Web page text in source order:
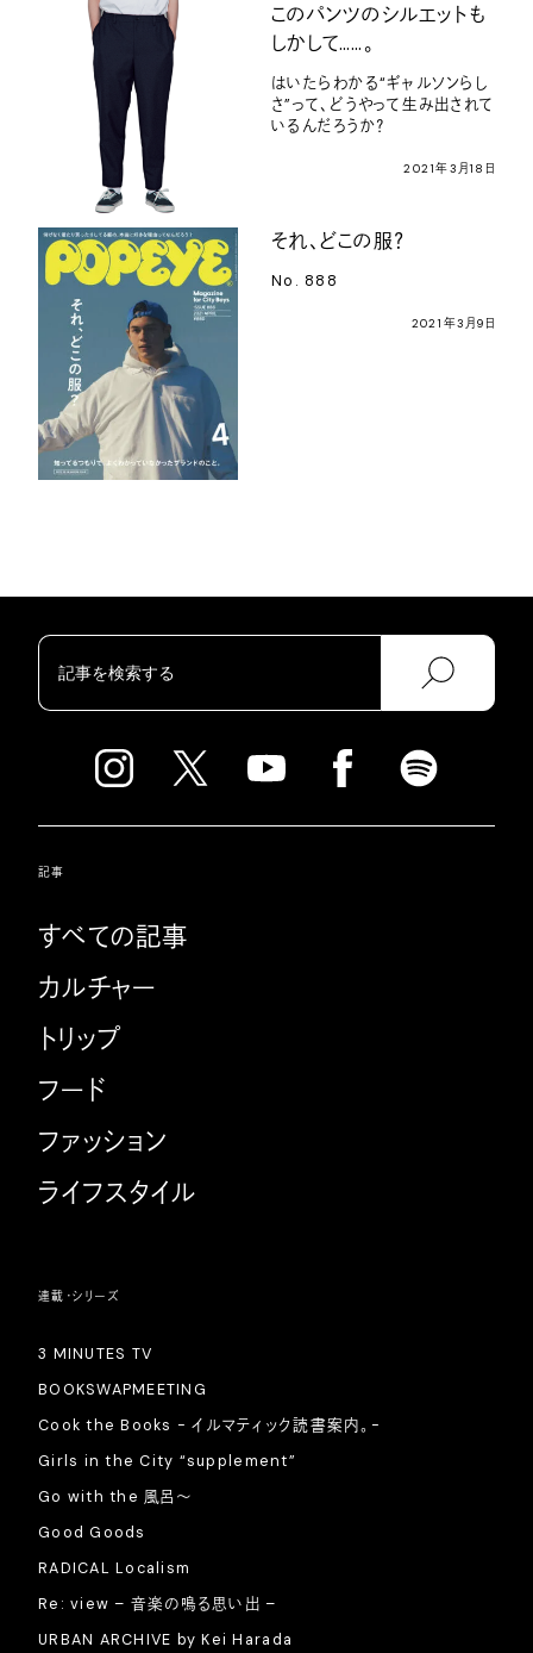
このパンツのシルエットも
しかして……。
はいたらわかる“ギャルソンらし
さ”って、どうやって生み出されて
いるんだろうか？
2021年3月18日
それ、どこの服？
No. 888
2021年3月9日
記事
すべての記事
カルチャー
トリップ
フード
ファッション
ライフスタイル
連載・シリーズ
3 MINUTES TV
BOOKSWAPMEETING
Cook the Books - イルマティック読書案内。-
Girls in the City “supplement”
Go with the 風呂〜
Good Goods
RADICAL Localism
Re: view – 音楽の鳴る思い出 –
URBAN ARCHIVE by Kei Harada